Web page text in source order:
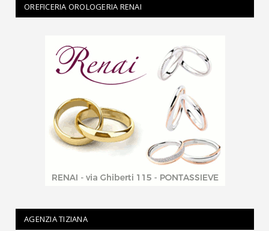
OREFICERIA OROLOGERIA RENAI
AGENZIA TIZIANA